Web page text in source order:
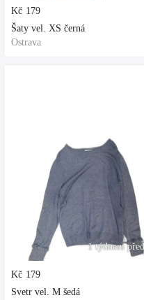
Kč 179
Šaty vel. XS černá
Ostrava
1 týdnem před
Kč 179
Svetr vel. M šedá